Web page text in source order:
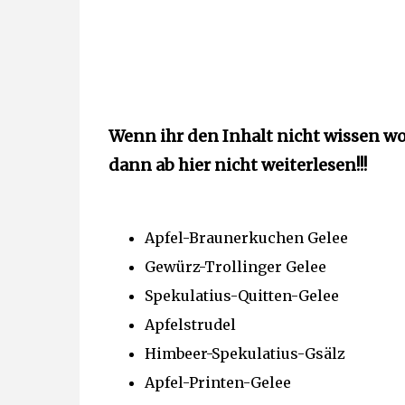
Wenn ihr den Inhalt nicht wissen
dann ab hier nicht weiterlesen!!!
Apfel-Braunerkuchen Gelee
Gewürz-Trollinger Gelee
Spekulatius-Quitten-Gelee
Apfelstrudel
Himbeer-Spekulatius-Gsälz
Apfel-Printen-Gelee